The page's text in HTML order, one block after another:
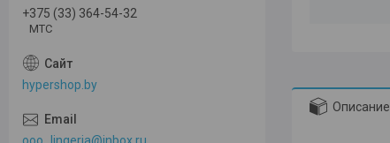
Описание
+375 (33) 364-54-32
МТС
hypershop.by